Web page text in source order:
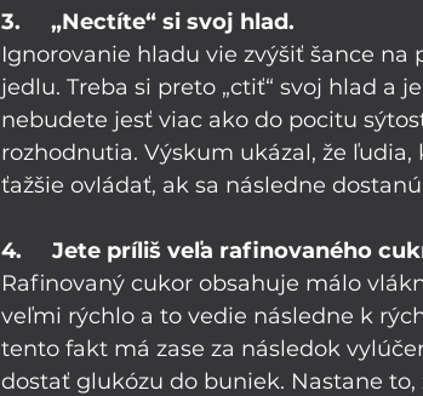
3.     „Nectíte“ si svoj hlad.
Ignorovanie hladu vie zvýšiť šance na
jedlu. Treba si preto „ctiť“ svoj hlad a
nebudete jesť viac ako do pocitu
rozhodnutia. Výskum ukázal, že
ťažšie ovládať, ak sa následne
4.     Jete príliš veľa rafinovaného
Rafinovaný cukor obsahuje málo
veľmi rýchlo a to vedie následne k
tento fakt má zase za následok
dostať glukózu do buniek. Nastane